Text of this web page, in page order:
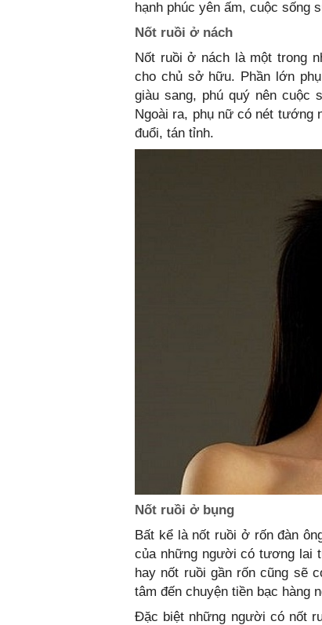
hạnh phúc yên ấm, cuộc sống
Nốt ruồi ở nách
Nốt ruồi ở nách là một trong
cho chủ sở hữu. Phần lớn
giàu sang, phú quý nên cuộc
Ngoài ra, phụ nữ có nét tướng
đuổi, tán tỉnh.
Nốt ruồi ở bụng
Bất kể là nốt ruồi ở rốn đàn
của những người có tương lai
hay nốt ruồi gần rốn cũng sẽ
tâm đến chuyện tiền bạc hàng
Đặc biệt những người có nốt